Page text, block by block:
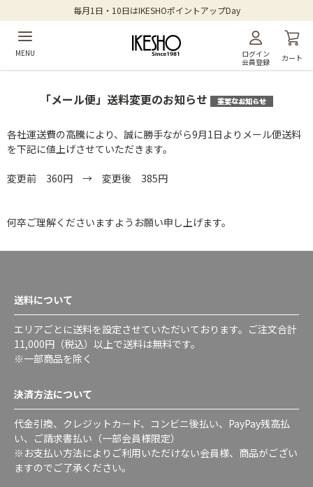
毎月1日・10日はIKESHOポイントアップDay
MENU
ログイン
会員登録
カート
「メール便」送料変更のお知らせ
各社運送費の高騰により、誠に勝手ながら9月1日よりメール便送料
を下記に値上げさせていただきます。
変更前 360円 → 変更後 385円
何卒ご理解くださいますようお願い申し上げます。
送料について
エリアごとに送料を設定させていただいております。ご注文合計
11,000円（税込）以上で送料は無料です。
※一部商品を除く
決済方法について
代金引換、クレジットカード、コンビニ後払い、PayPay残高払
い、ご請求書払い（一部会員様限定）
※お支払い方法によりご利用いただけない会員様、商品がござい
ますのでご了承ください。